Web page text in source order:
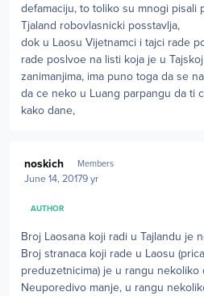
defamaciju, to toliko su mnogi pisali
Tjaland robovlasnicki posstavlja,
dok u Laosu Vijetnamci i tajci rade
rade poslvoe na listi koja je u
zanimanjima, ima puno toga da se
da ce neko u Luang parpangu da ti
kako dane,
noskich Members
June 14, 20179 yr
AUTHOR
Broj Laosana koji radi u Tajlandu je
Broj stranaca koji rade u Laosu
preduzetnicima) je u rangu nekoliko
Neuporedivo manje, u rangu